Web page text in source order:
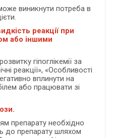
виникнути потреба в
реакції при
або іншими
гіпоглікемії за
реакції», «Особливості
вплинути на
або працювати зі
препарату необхідно
до препарату шляхом